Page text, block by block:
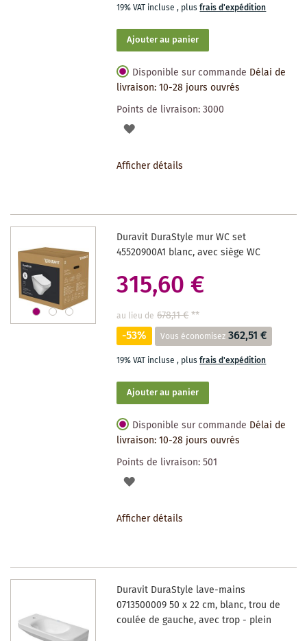
19% VAT incluse, plusfrais d'expédition
Ajouter au panier
Disponible sur commande Délai de
livraison: 10-28 jours ouvrés
Points de livraison:3000
AJOUTER
SOUHAITS
Afficher détails
Duravit DuraStyle mur WC set
45520900A1 blanc, avec siège WC
315,60 €
au lieu de 678,11 €**
-53% Vous économisez 362,51 €
19% VAT incluse, plusfrais d'expédition
Ajouter au panier
Disponible sur commande Délai de
livraison: 10-28 jours ouvrés
Points de livraison:501
AJOUTER
SOUHAITS
Afficher détails
Duravit DuraStyle lave-mains
0713500009 50 x 22 cm, blanc, trou de
coulée de gauche, avec trop - plein